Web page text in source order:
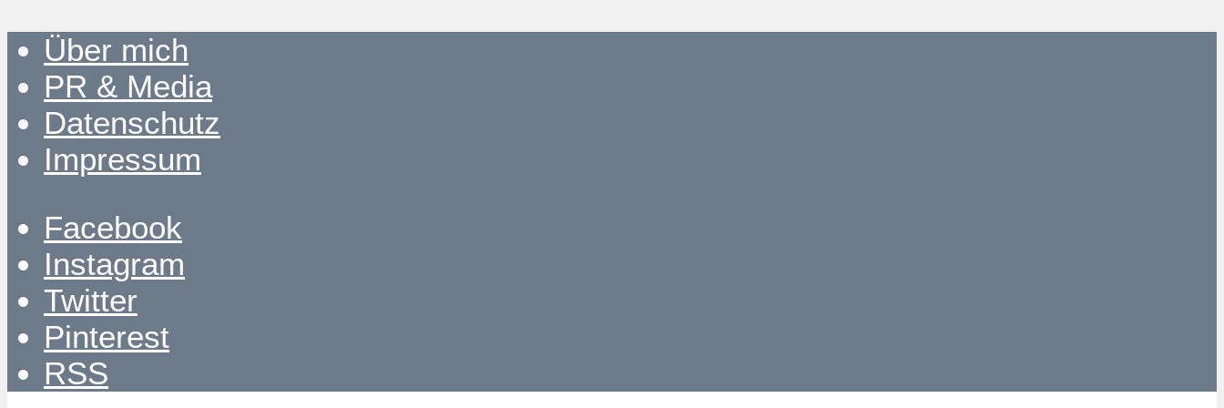
Über mich
PR & Media
Datenschutz
Impressum
Facebook
Instagram
Twitter
Pinterest
RSS